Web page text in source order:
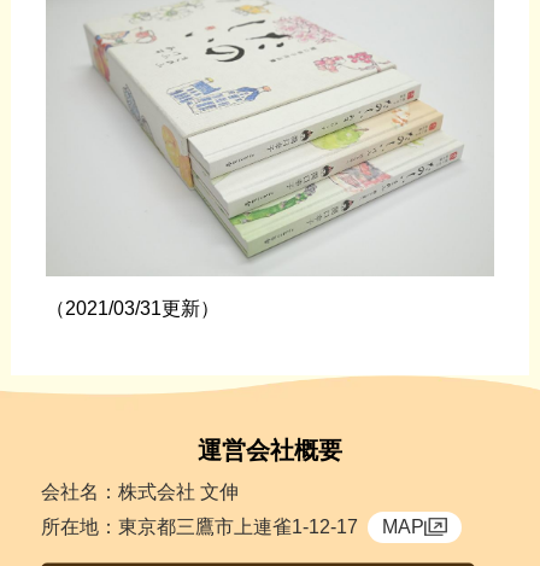
（2021/03/31更新）
運営会社概要
会社名：株式会社 文伸
所在地：東京都三鷹市上連雀1-12-17
MAP